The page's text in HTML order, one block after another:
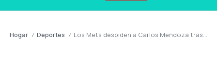
Hogar / Deportes / Los Mets despiden a Carlos Mendoza tras una racha devastadora